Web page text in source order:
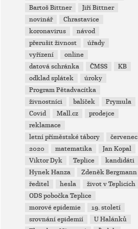
Bartoš Bittner
Jiří Bittner
novinář
Chrastavice
koronavirus
návod
přerušit živnost
úřady
vyřízení
online
datová schránka
ČMSS
KB
odklad splátek
úroky
Program Pětadvacítka
živnostníci
balíček
Prymula
Covid
Mall.cz
prodejce
reklamace
letní příměstské tábory
červenec
2020
matematika
Jan Kopal
Viktor Dyk
Teplice
kandidáti
Hynek Hanza
Zdeněk Bergmann
ředitel
hesla
život v Teplicích
ODS pobočka Teplice
morové epidemie
19. století
srovnání epidemií
U Halánků